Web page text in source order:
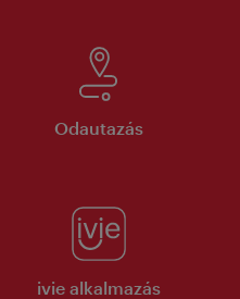
Odautazás
ivie alkalmazás